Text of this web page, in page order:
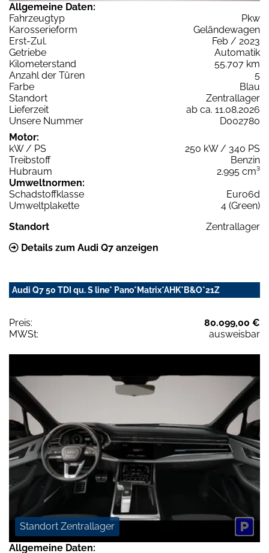
Allgemeine Daten:
Fahrzeugtyp
Pkw
Karosserieform
Geländewagen
Erst-Zul.
Feb / 2023
Getriebe
Automatik
Kilometerstand
55.707 km
Anzahl der Türen
5
Farbe
Blau
Standort
Zentrallager
Lieferzeit
ab ca. 11.08.2026
Unsere Nummer
D002780
Motor:
kW / PS
250 kW / 340 PS
Treibstoff
Benzin
Hubraum
2.995 cm³
Umweltnormen:
Schadstoffklasse
Euro6d
Umweltplakette
4 (Green)
Standort
Zentrallager
Details zum Audi Q7 anzeigen
Audi Q7 50 TDI qu. S line* Pano*Matrix*AHK*B&O*21Z
Preis:
80.099,00 €
MWSt:
ausweisbar
Standort Zentrallager
Allgemeine Daten: